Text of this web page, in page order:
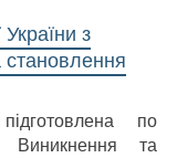
України з
становлення
по
Виникнення та